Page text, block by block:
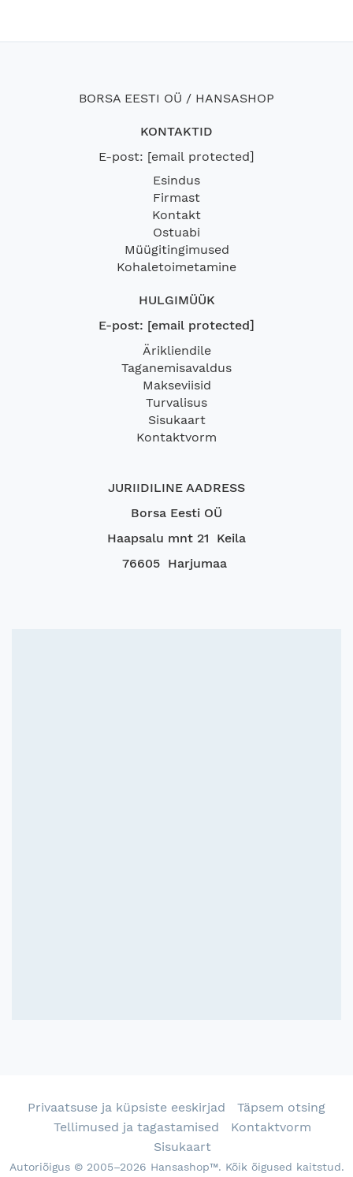
BORSA EESTI OÜ / HANSASHOP
KONTAKTID
E-post: [email protected]
Esindus
Firmast
Kontakt
Ostuabi
Müügitingimused
Kohaletoimetamine
HULGIMÜÜK
E-post: [email protected]
Ärikliendile
Taganemisavaldus
Makseviisid
Turvalisus
Sisukaart
Kontaktvorm
JURIIDILINE AADRESS
Borsa Eesti OÜ
Haapsalu mnt 21 Keila
76605 Harjumaa
Privaatsuse ja küpsiste eeskirjad
Täpsem otsing
Tellimused ja tagastamised
Kontaktvorm
Sisukaart
Autoriõigus © 2005–2026 Hansashop™. Kõik õigused kaitstud.